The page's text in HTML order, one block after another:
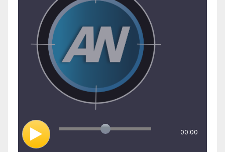
00:00